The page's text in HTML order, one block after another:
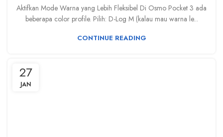
Aktifkan Mode Warna yang Lebih Fleksibel Di Osmo Pocket 3 ada
beberapa color profile. Pilih: D-Log M (kalau mau warna le...
CONTINUE READING
27
JAN